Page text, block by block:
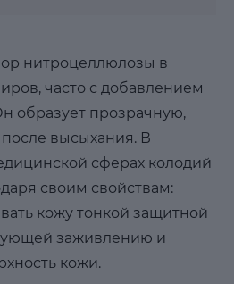
нитроцеллюлозы в
часто с добавлением
образует прозрачную,
высыхания. В
сферах колодий
своим свойствам:
кожу тонкой защитной
заживлению и
кожи.